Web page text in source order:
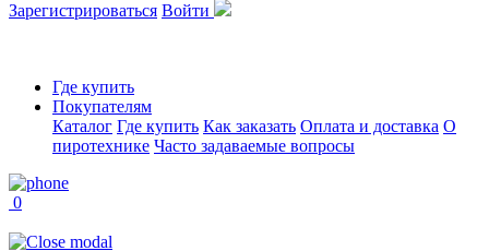
Зарегистрироваться Войти
Где купить
Покупателям
Каталог Где купить Как заказать Оплата и доставка О
пиротехнике Часто задаваемые вопросы
0